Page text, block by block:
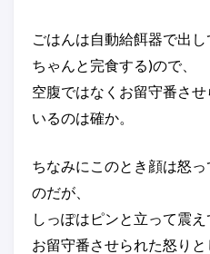
ごはんは自動給餌器で出
ちゃんと完食する)ので、
空腹ではなくお留守番さ
いるのは確か。
ちなみにこのとき顔は怒
のだが、
しっぽはピンと立って震
お留守番させられた怒り